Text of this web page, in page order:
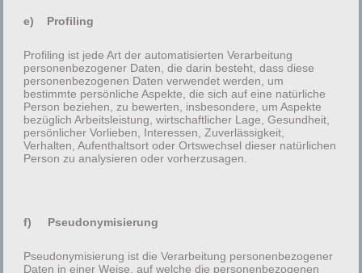
Beitragsnavigation
Nächster
Beitrag
WEITER
Das Elektroauto ist da und das Equipment benötigt
e) Profiling
Profiling ist jede Art der automatisierten Verarbeitung
personenbezogener Daten, die darin besteht, dass diese
personenbezogenen Daten verwendet werden, um
bestimmte persönliche Aspekte, die sich auf eine natürliche
Person beziehen, zu bewerten, insbesondere, um Aspekte
bezüglich Arbeitsleistung, wirtschaftlicher Lage, Gesundheit,
persönlicher Vorlieben, Interessen, Zuverlässigkeit,
Verhalten, Aufenthaltsort oder Ortswechsel dieser natürlichen
Person zu analysieren oder vorherzusagen.
f) Pseudonymisierung
Pseudonymisierung ist die Verarbeitung personenbezogener
Daten in einer Weise, auf welche die personenbezogenen